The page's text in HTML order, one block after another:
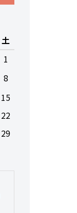
土
1
8
15
22
29